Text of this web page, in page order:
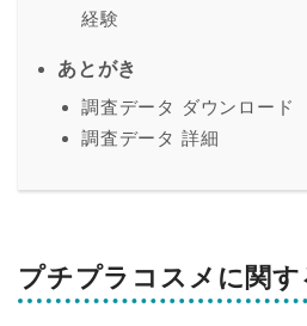
経験
あとがき
調査データ ダウンロード
調査データ 詳細
プチプラコスメに関す